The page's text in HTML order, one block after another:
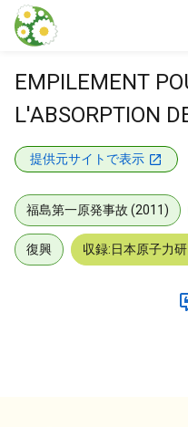
本文に飛ぶ
EMPILEMENT
L'ABSORPTION
提供元サイトで表示
福島第一原発事故 (2011)
復興 収録:日本原子力